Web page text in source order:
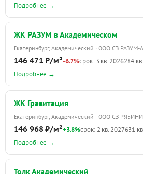
Подробнее →
ЖК РАЗУМ в Академическом
Екатеринбург, Академический · ООО СЗ
146 471 ₽/м²-6.7%срок: 3 кв. 2026284 кв.
Подробнее →
ЖК Гравитация
Екатеринбург, Академический · ООО СЗ
146 968 ₽/м²+3.8%срок: 2 кв. 2027631
Подробнее →
Толк Академический